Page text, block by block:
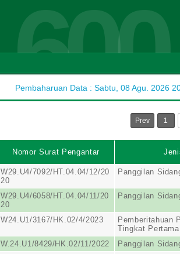
600
Pembaharuan Data : Sabtu, 08 Agu. 2026
Prev 1
Nomor Surat Pengantar
W29.U4/7092/HT.04.04/12/20
20
Panggilan
W29.U4/6058/HT.04.04/11/20
20
Panggilan
W24.U1/3167/HK.02/4/2023
Pemberitahuan
Tingkat Pertama
W.24.U1/8429/HK.02/11/2022 Panggilan